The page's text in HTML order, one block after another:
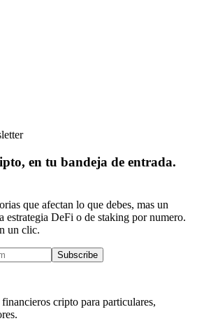
en tu bandeja de entrada.
que afectan lo que debes, mas un
estrategia DeFi o de staking por numero.
un clic.
Subscribe
cripto para particulares,